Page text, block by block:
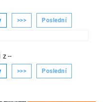
>>> Poslední
z--
>>> Poslední